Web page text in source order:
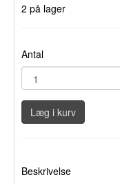
2 på lager
Antal
Læg i kurv
Beskrivelse